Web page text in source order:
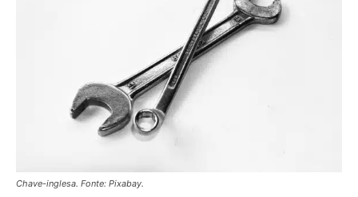
Chave-inglesa. Fonte: Pixabay.